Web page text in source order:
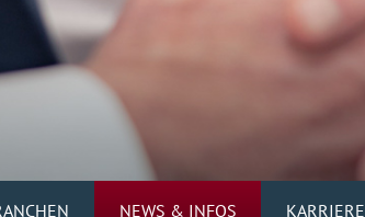
NEWS & INFOS KARRIERE